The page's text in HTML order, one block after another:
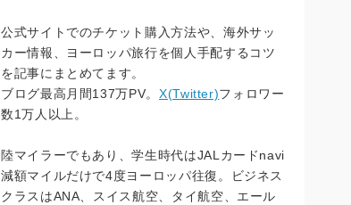
公式サイトでのチケット購入方法や、海外サッ
カー情報、ヨーロッパ旅行を個人手配するコツ
を記事にまとめてます。
ブログ最高月間137万PV。 X(Twitter)フォロワー
数1万人以上。
陸マイラーでもあり、学生時代はJALカードnavi
減額マイルだけで4度ヨーロッパ往復。ビジネス
クラスはANA、スイス航空、タイ航空、エール